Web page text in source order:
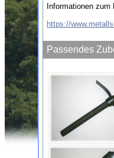
Informationen
https://
Passendes